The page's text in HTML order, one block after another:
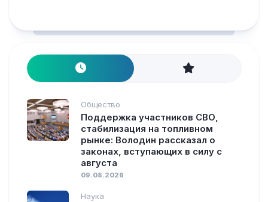
Общество
Поддержка участников СВО,
стабилизация на топливном
рынке: Володин рассказал о
законах, вступающих в силу с
августа
09.08.2026
Наука